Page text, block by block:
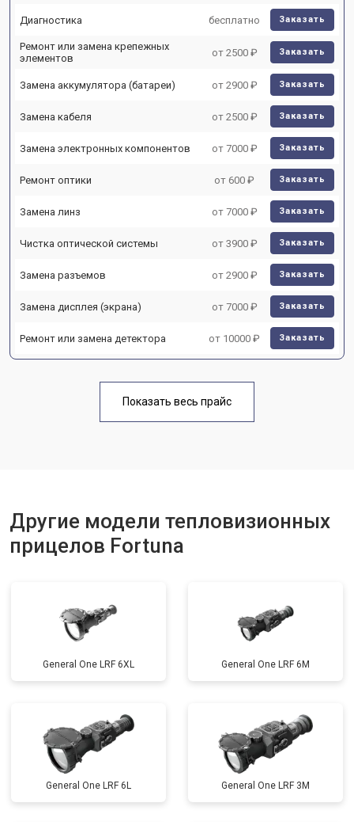
Диагностика бесплатно Заказать
Ремонт или замена крепежных
элементов
от 2500 ₽ Заказать
Замена аккумулятора (батареи) от 2900 ₽ Заказать
Замена кабеля от 2500 ₽ Заказать
Замена электронных компонентов от 7000 ₽ Заказать
Ремонт оптики от 600 ₽ Заказать
Замена линз от 7000 ₽ Заказать
Чистка оптической системы от 3900 ₽ Заказать
Замена разъемов от 2900 ₽ Заказать
Замена дисплея (экрана) от 7000 ₽ Заказать
Ремонт или замена детектора от 10000 ₽ Заказать
Показать весь прайс
Другие модели тепловизионных
прицелов Fortuna
General One LRF 6XL General One LRF 6M
General One LRF 6L General One LRF 3M